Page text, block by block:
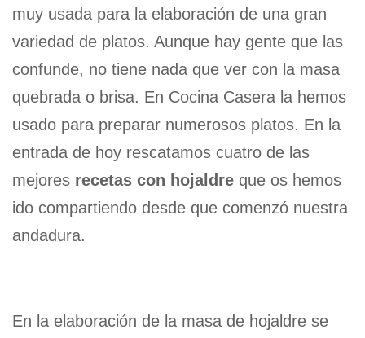
muy usada para la elaboración de una gran
variedad de platos. Aunque hay gente que las
confunde, no tiene nada que ver con la masa
quebrada o brisa. En Cocina Casera la hemos
usado para preparar numerosos platos. En la
entrada de hoy rescatamos cuatro de las
mejores recetas con hojaldre que os hemos
ido compartiendo desde que comenzó nuestra
andadura.
En la elaboración de la masa de hojaldre se